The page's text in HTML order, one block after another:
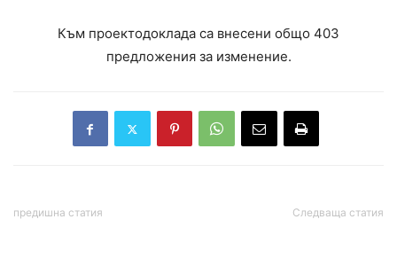
Към проектодоклада са внесени общо 403
предложения за изменение.
предишна статия Следваща статия